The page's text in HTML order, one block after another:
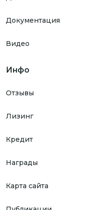
Документация
Видео
Инфо
Отзывы
Лизинг
Кредит
Награды
Карта сайта